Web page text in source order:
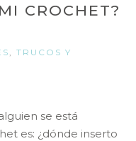
CROCHET?
TRUCOS Y
se está
es: ¿dónde inserto